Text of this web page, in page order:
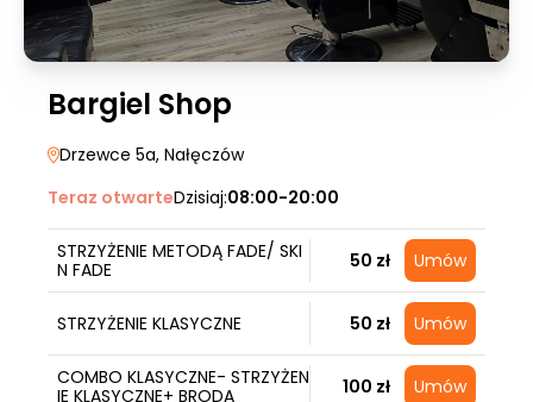
Bargiel Shop
Drzewce 5a, Nałęczów
Teraz otwarteDzisiaj:08:00-20:00
STRZYŻENIE METODĄ FADE/ SKI
N FADE
50 zł Umów
STRZYŻENIE KLASYCZNE 50 zł Umów
COMBO KLASYCZNE- STRZYŻEN
IE KLASYCZNE+ BRODA
100 zł Umów